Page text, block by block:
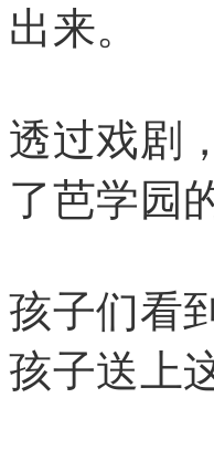
出来。
透过戏剧
了芭学园
孩子们看
孩子送上